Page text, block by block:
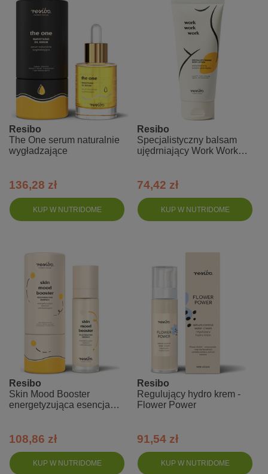
KUP W NUTRIDOME
Resibo
The One serum naturalnie
wygładzające
136,28 zł
KUP W NUTRIDOME
Resibo
Specjalistyczny balsam
ujędrniający Work Work
74,42 zł
KUP W NUTRIDOME
Resibo
Skin Mood Booster
energetyzująca esencja
108,86 zł
KUP W NUTRIDOME
Resibo
Regulujący hydro krem -
Flower Power
91,54 zł